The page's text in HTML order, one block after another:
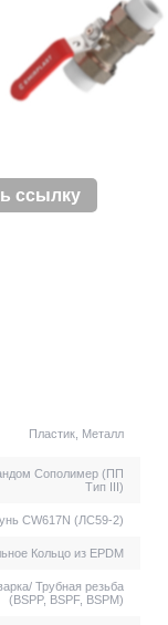
ссылку
Пластик, Металл
Сополимер (ПП
Тип III)
CW617N (ЛС59-2)
Кольцо из EPDM
Трубная резьба
(BSPP, BSPF, BSPM)